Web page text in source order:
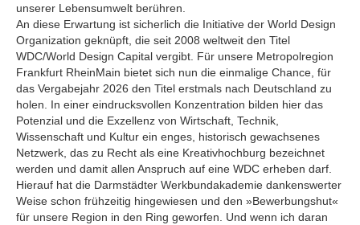
unserer Lebensumwelt berühren.
An diese Erwartung ist sicherlich die Initiative der World Design
Organization geknüpft, die seit 2008 weltweit den Titel
WDC/World Design Capital vergibt. Für unsere Metropolregion
Frankfurt RheinMain bietet sich nun die einmalige Chance, für
das Vergabejahr 2026 den Titel erstmals nach Deutschland zu
holen. In einer eindrucksvollen Konzentration bilden hier das
Potenzial und die Exzellenz von Wirtschaft, Technik,
Wissenschaft und Kultur ein enges, historisch gewachsenes
Netzwerk, das zu Recht als eine Kreativhochburg bezeichnet
werden und damit allen Anspruch auf eine WDC erheben darf.
Hierauf hat die Darmstädter Werkbundakademie dankenswerter
Weise schon frühzeitig hingewiesen und den »Bewerbungshut«
für unsere Region in den Ring geworfen. Und wenn ich daran